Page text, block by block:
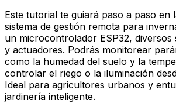
Este tutorial te guiará paso a paso en
sistema de gestión remota para
un microcontrolador ESP32, diversos
y actuadores. Podrás monitorear
como la humedad del suelo y la
controlar el riego o la iluminación
Ideal para agricultores urbanos y
jardinería inteligente.